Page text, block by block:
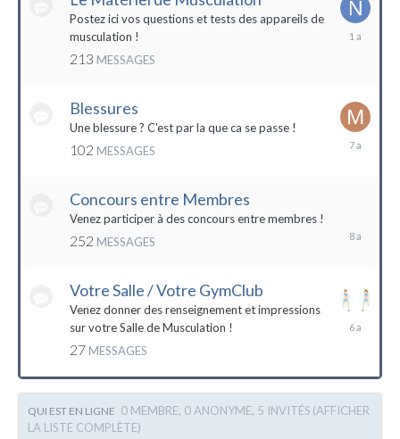
Postez ici vos questions et tests des appareils de
musculation !
213 MESSAGES
Blessures
Une blessure ? C'est par la que ca se passe !
102 MESSAGES
19
Concours entre Membres
Venez participer à des concours entre membres !
252 MESSAGES
2016
Votre Salle / Votre GymClub
Venez donner des renseignement et impressions
sur votre Salle de Musculation !
27 MESSAGES
26
QUI EST EN LIGNE 0 MEMBRE, 0 ANONYME, 5 INVITÉS (AFFICHER
LA LISTE COMPLÈTE)